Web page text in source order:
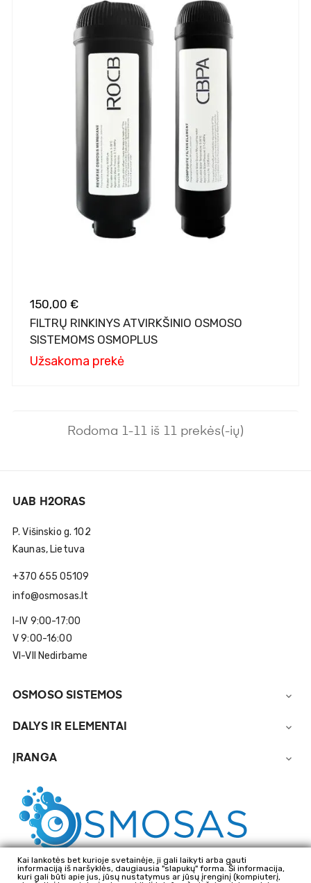
150,00 €
FILTRŲ RINKINYS ATVIRKŠINIO OSMOSO
SISTEMOMS OSMOPLUS
Užsakoma prekė
Rodoma 1-11 iš 11 prekės(-ių)
UAB H2ORAS
P. Višinskio g. 102
Kaunas, Lietuva
+370 655 05109
info@osmosas.lt
I-IV 9:00-17:00
V 9:00-16:00
VI-VII Nedirbame
OSMOSO SISTEMOS 
DALYS IR ELEMENTAI 
ĮRANGA 
Kai lankotės bet kurioje svetainėje, ji gali laikyti arba gauti
informaciją iš naršyklės, daugiausia "slapukų" forma. Ši informacija,
kuri gali būti apie jus, jūsų nustatymus ar jūsų įrenginį (kompiuterį,